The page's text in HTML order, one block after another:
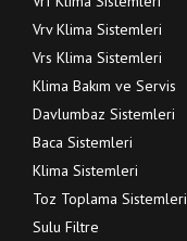
Vrv Klima Sistemleri
Vrs Klima Sistemleri
Klima Bakım ve Servis
Davlumbaz Sistemleri
Baca Sistemleri
Klima Sistemleri
Toz Toplama Sistemleri
Sulu Filtre